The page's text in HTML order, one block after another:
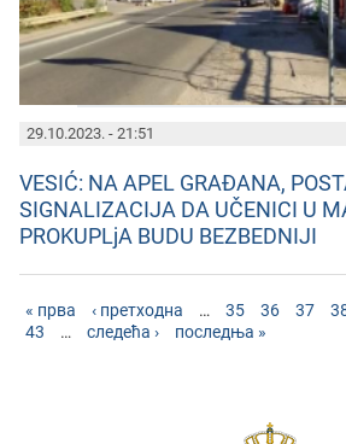
29.10.2023. - 21:51
VESIĆ: NA APEL GRAĐANA,
SIGNALIZACIJA DA UČENICI U
PROKUPLjA BUDU BEZBEDNIJI
« прва ‹ претходна … 35 36 37
43
… следећа › последња »